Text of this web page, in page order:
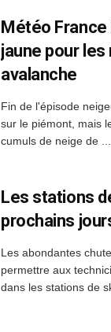
Météo
jaune pour
avalanche
Fin de l'épisode
sur le piémont, mais
cumuls de neige de ...
Les stations
prochains
Les abondantes
permettre aux
dans les stations de